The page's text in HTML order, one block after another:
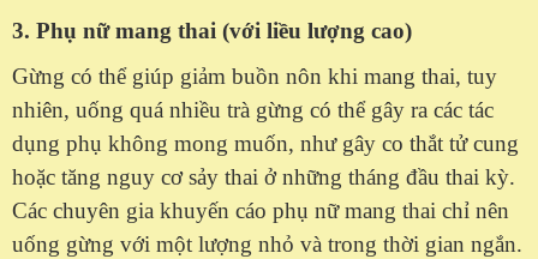
3. Phụ nữ mang thai (với liều lượng cao)
Gừng có thể giúp giảm buồn nôn khi mang thai, tuy
nhiên, uống quá nhiều trà gừng có thể gây ra các tác
dụng phụ không mong muốn, như gây co thắt tử cung
hoặc tăng nguy cơ sảy thai ở những tháng đầu thai kỳ.
Các chuyên gia khuyến cáo phụ nữ mang thai chỉ nên
uống gừng với một lượng nhỏ và trong thời gian ngắn.